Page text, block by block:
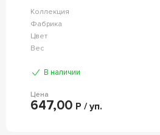
Коллекция
Фабрика
Цвет
Вес
В наличии
Цена
647,00 Р / уп.